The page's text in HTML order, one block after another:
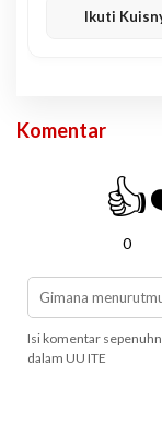
Ikuti
Komentar
👍
0
Isi komentar
dalam UU ITE